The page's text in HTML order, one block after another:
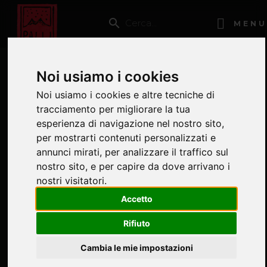
Noi usiamo i cookies
Noi usiamo i cookies e altre tecniche di
tracciamento per migliorare la tua
esperienza di navigazione nel nostro sito,
per mostrarti contenuti personalizzati e
annunci mirati, per analizzare il traffico sul
nostro sito, e per capire da dove arrivano i
nostri visitatori.
Accetto
Rifiuto
Cambia le mie impostazioni
MENU
━ Dove